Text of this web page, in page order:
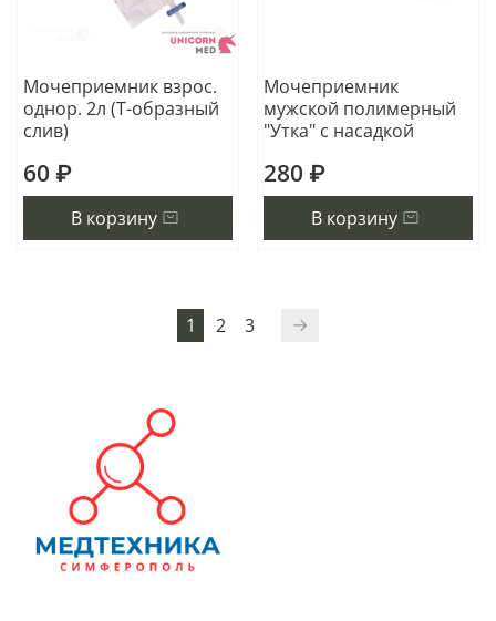
Мочеприемник взрос.
однор. 2л (Т-образный
слив)
60 ₽
В корзину
Мочеприемник
мужской полимерный
"Утка" с насадкой
280 ₽
В корзину
1 2 3